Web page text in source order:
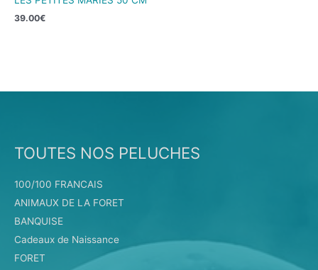
39.00€
TOUTES NOS PELUCHES
100/100 FRANCAIS
ANIMAUX DE LA FORET
BANQUISE
Cadeaux de Naissance
FORET